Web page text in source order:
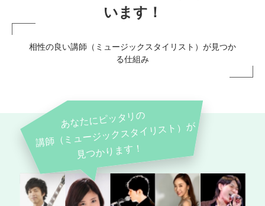
います！
相性の良い講師（ミュージックスタイリスト）が見つか
る仕組み